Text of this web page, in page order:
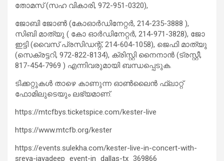
തോമസ് (സഹ വികാരി, 972-951-0320),
ജോബി ജോൺ (കോഓർഡിനേറ്റർ, 214-235-3888 ),
സിബി മാത്യു ( കോ ഓർഡിനേറ്റർ, 214-971-3828), ജോ
ഇട്ടി (വൈസ് പ്രസിഡന്റ്‌, 214-604-1058), ജെഫി മാത്യു
(സെക്രട്ടറി, 972-822-8134), ക്രിസ്റ്റി നൈനാൻ (ട്രസ്റ്റീ,
817-454-7969 ) എന്നിവരുമായി ബന്ധപ്പെടുക.
ടിക്കറ്റുകൾ താഴെ കാണുന്ന ഓൺലൈൻ ഫ്ലാറ്റ്
ഫോമിലുടെയും ലഭ്യമാണ്.
https://mtcfbys.ticketspice.com/kester-live
https://www.mtcfb.org/kester
https://events.sulekha.com/kester-live-in-concert-with-
sreya-jayadeep_event-in_dallas-tx_369866